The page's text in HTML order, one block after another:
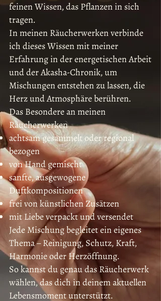
feinen Wissen, das Pflanzen in sich
tragen.
In meinen Räucherwerken verbinde
ich dieses Wissen mit meiner
Erfahrung in der energetischen Arbeit
und der Akasha-Chronik, um
Mischungen entstehen zu lassen, die
Herz und Atmosphäre berühren.
Das Besondere an meinen
Räucherwerken
achtsam gesammelt oder regional
bezogen
von Hand gemischt
sanfte, ausgewogene
Duftkompositionen
frei von künstlichen Zusätzen
mit Liebe verpackt und versendet
Jede Mischung begleitet ein eigenes
Thema – Reinigung, Schutz, Kraft,
Harmonie oder Herzöffnung.
So kannst du genau das Räucherwerk
wählen, das dich in deinem aktuellen
Lebensmoment unterstützt.